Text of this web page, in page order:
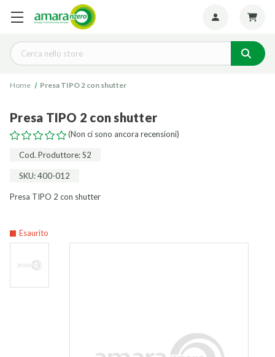
Cerca
Home Presa TIPO 2 con shutter
Presa TIPO 2 con shutter
(Non ci sono ancora recensioni)
Cod. Produttore: S2
SKU: 400-012
Presa TIPO 2 con shutter
Esaurito